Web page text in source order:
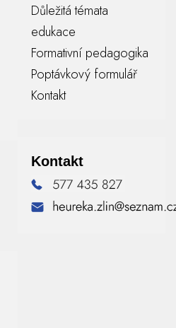
Důležitá témata
edukace
Formativní pedagogika
Poptávkový formulář
Kontakt
Kontakt